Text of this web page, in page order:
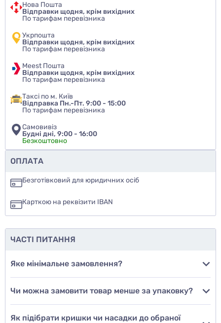
Чи рекомендуєте ви цей товар
так
ще не знаю
Додати відгук
Нова Пошта
Відправки щодня, крім вихідних
По тарифам перевізника
Укрпошта
Відправки щодня, крім вихідних
По тарифам перевізника
Meest Пошта
Відправки щодня, крім вихідних
По тарифам перевізника
Таксі по м. Київ
Відправка Пн.-Пт. 9:00 - 15:00
По тарифам перевізника
Самовивіз
Будні дні, 9:00 - 16:00
Безкоштовно
ОПЛАТА
Безготівковий для юридичних осіб
Карткою на реквізити IBAN
ЧАСТІ ПИТАННЯ
Яке мінімальне замовлення?
Чи можна замовити товар менше за упаковку?
Як підібрати кришки чи насадки до обраної